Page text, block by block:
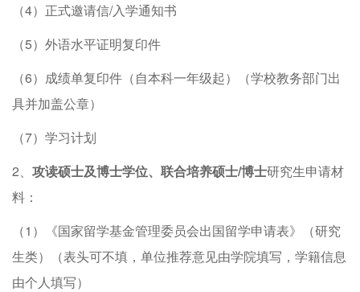
（4）正式邀请信/入学通知书
（5）外语水平证明复印件
（6）成绩单复印件（自本科一年级起）（学校教务部门出
具并加盖公章）
（7）学习计划
2、 攻读硕士及博士学位、联合培养硕士/博士研究生申请材
料：
（1）《国家留学基金管理委员会出国留学申请表》（研究
生类）（表头可不填，单位推荐意见由学院填写，学籍信息
由个人填写）